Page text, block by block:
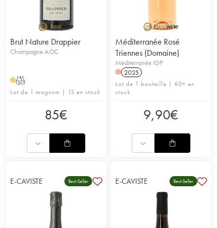
Brut Nature Drappier
Champagne AOC
HT
Lot de 1 magnum | 15 en stock
85€
Méditerranée Rosé
Triennes (Domaine)
Méditerranée IGP
2025
Lot de 1 bouteille | 60+ en
stock
9,90€
E-CAVISTE Best-Seller E-CAVISTE Best-Seller